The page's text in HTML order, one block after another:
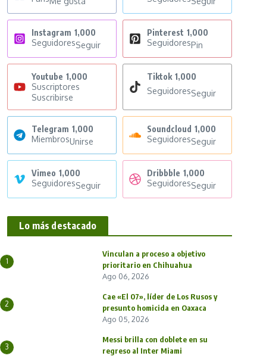
Instagram 1,000
SeguidoresSeguir
Pinterest 1,000
SeguidoresPin
Youtube 1,000
Suscriptores
Suscribirse
Tiktok 1,000
SeguidoresSeguir
Telegram 1,000
MiembrosUnirse
Soundcloud 1,000
SeguidoresSeguir
Vimeo 1,000
SeguidoresSeguir
Dribbble 1,000
SeguidoresSeguir
Lo más destacado
1
Vinculan a proceso a objetivo
prioritario en Chihuahua
Ago 06, 2026
2
Cae «El 07», líder de Los Rusos y
presunto homicida en Oaxaca
Ago 05, 2026
3
Messi brilla con doblete en su
regreso al Inter Miami